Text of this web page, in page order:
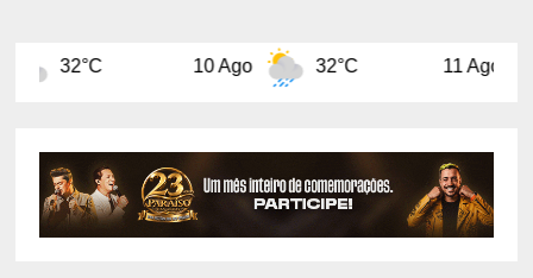
10 Ago 32°C 11 Ago 29°C